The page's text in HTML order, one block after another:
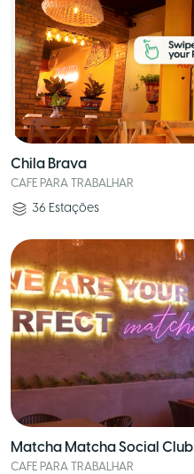
Chila Brava
CAFE PARA TRABALHAR
36 Estações
Matcha Matcha Social Club
CAFE PARA TRABALHAR